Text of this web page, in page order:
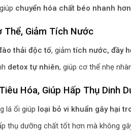
chuyển hóa chất béo nhanh hơn
Thể, Giảm Tích Nước
thải độc tố, giảmtích nước, đầy
detox tự nhiên, giúp cơ thể nhẹ
Hóa, Giúp Hấp Thụ Dinh
lá ổi giúp loại bỏ vi khuẩn gây hại
thụ dưỡng chất tốt hơn mà không